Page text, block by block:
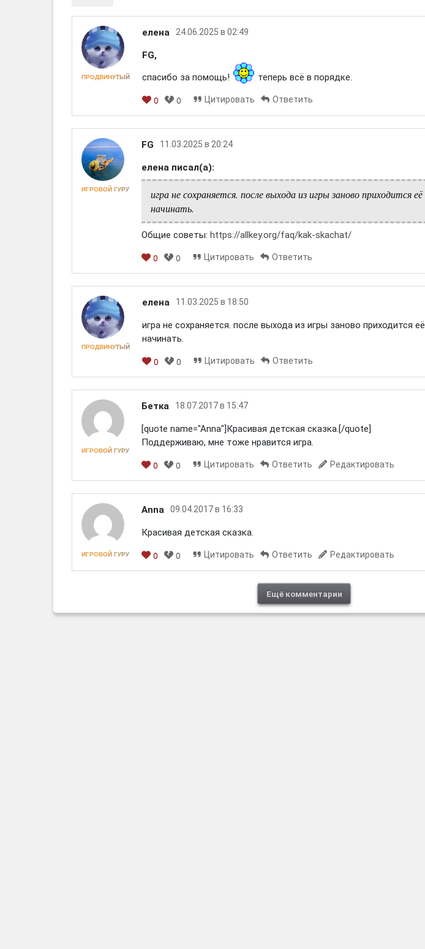
ПРОДВИНУТЫЙ
елена 24.06.2025 в 02:49
FG,
спасибо за помощь!
теперь всё в порядке.
0 0 Цитировать Ответить
ИГРОВОЙ ГУРУ
FG 11.03.2025 в 20:24
елена писал(а):
игра не сохраняется. после выхода из игры заново приходится её
начинать.
Общие советы: https://allkey.org/faq/kak-skachat/
0 0 Цитировать Ответить
ПРОДВИНУТЫЙ
елена 11.03.2025 в 18:50
игра не сохраняется. после выхода из игры заново приходится её
начинать.
0 0 Цитировать Ответить
ИГРОВОЙ ГУРУ
Бетка 18.07.2017 в 15:47
[quote name="Anna"]Красивая детская сказка.[/quote]
Поддерживаю, мне тоже нравится игра.
0 0 Цитировать Ответить Редактировать
ИГРОВОЙ ГУРУ
Anna 09.04.2017 в 16:33
Красивая детская сказка.
0 0 Цитировать Ответить Редактировать
Ещё комментарии